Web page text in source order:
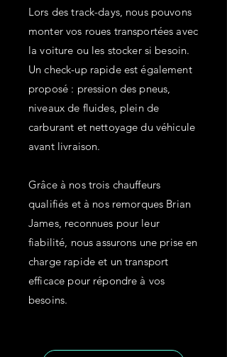
Lors des track-days, nous pouvons
monter vos roues transportées avec
la voiture ou les stocker si besoin.
Un check-up rapide est également
proposé : pression des pneus,
niveaux de fluides, plein de
carburant et nettoyage du véhicule
avant livraison.
Grâce à nos trois chauffeurs
qualifiés et à nos remorques Brian
James, reconnues pour leur
fiabilité, nous assurons une prise en
charge rapide et un transport
efficace pour répondre à vos
besoins.